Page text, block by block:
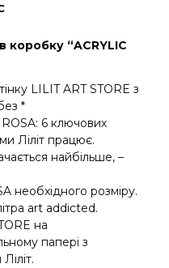
коробку “ACRYLIC
LILIT ART STORE з
*
6 ключових
Ліліт працює.
найбільше, –
необхідного розміру.
art addicted.
на
папері з